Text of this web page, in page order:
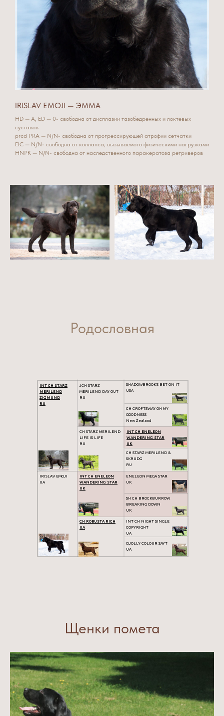
IRISLAV EMOJI — ЭММА
HD — A, ED — 0- свободна от дисплазии тазобедренных и локтевых
суставов
prcd PRA — N/N- свободна от прогрессирующей атрофии сетчатки
EIC — N/N- свободна от коллапса, вызываемого физическими нагрузками
HNPK — N/N- свободна от наследственного паракератоза ретриверов
Родословная
INT CH STARZ
MERILEND
ZIGMUND
RU
IRISLAV EMOJI
UA
JCH STARZ
MERILEND DAY OUT
RU
CH STARZ MERILEND
LIFE IS LIFE
RU
INT CH ENELEON
WANDERING STAR
UK
CH ROBUSTA RICH
UA
SHADOWBROOK'S BET ON IT
USA
CH CROFTSWAY OH MY
GOODNESS
New Zealand
CH STARZ MERILEND &
SKRUDG
RU
ENELEON MEGA STAR
UK
SH CH BROCKBURROW
BREAKING DOWN
UK
INT CH NIGHT SINGLE
COPYRIGHT
UA
DJOLLY COLOUR SAYT
UA
INT CH ENELEON
WANDERING STAR
UK
Щенки помета